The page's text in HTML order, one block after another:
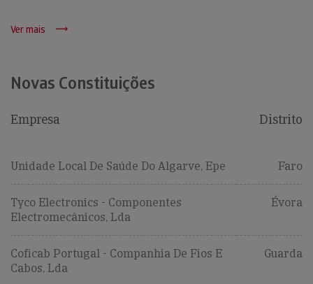
Ver mais
Novas Constituições
Empresa Distrito
Unidade Local De Saúde Do Algarve, Epe Faro
Tyco Electronics - Componentes
Electromecânicos, Lda
Évora
Coficab Portugal - Companhia De Fios E
Cabos, Lda
Guarda